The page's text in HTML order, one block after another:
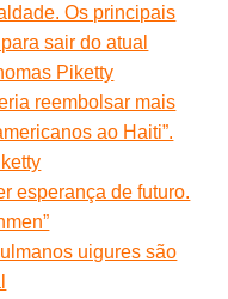
Os principais
sair do atual
Piketty
reembolsar mais
ao Haiti”.
esperança de futuro.
uigures são